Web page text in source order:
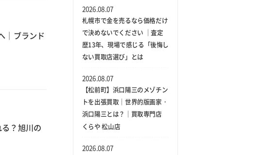
｜ブランド
？旭川の
札幌市で金を売るなら価格だけ
で決めないでください ｜査定
歴13年、現場で感じる「後悔し
ない買取店選び」とは
2026.08.07
【松前町】浜口陽三のメゾチン
トを出張買取｜世界的版画家・
浜口陽三とは？｜買取専門店
くらや 松山店
2026.08.07
2026.08.07